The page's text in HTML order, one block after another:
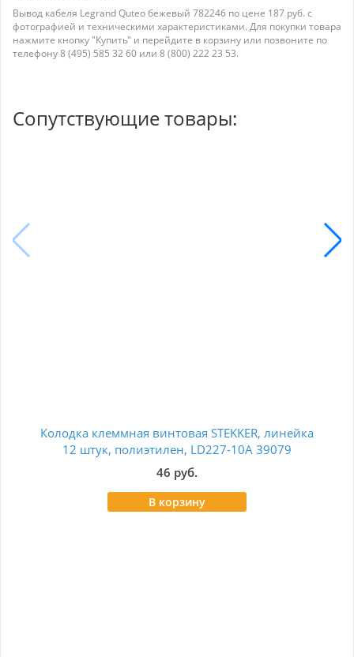
Вывод кабеля Legrand Quteo бежевый 782246 по цене 187 руб. с
фотографией и техническими характеристиками. Для покупки товара
нажмите кнопку "Купить" и перейдите в корзину или позвоните по
телефону 8 (495) 585 32 60 или 8 (800) 222 23 53.
Сопутствующие товары:
Колодка клеммная винтовая STEKKER, линейка
12 штук, полиэтилен, LD227-10A 39079
46 руб.
В корзину